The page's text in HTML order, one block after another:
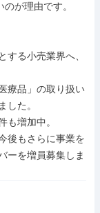
が理由です。
する小売業界へ、
療品」の取り扱い
した。
も増加中。
後もさらに事業を
ーを増員募集しま